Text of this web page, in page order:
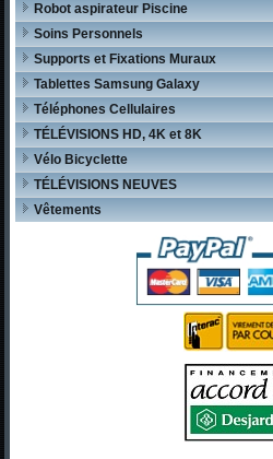
Robot aspirateur Piscine
Soins Personnels
Supports et Fixations Muraux
Tablettes Samsung Galaxy
Téléphones Cellulaires
TÉLÉVISIONS HD, 4K et 8K
Vélo Bicyclette
TÉLÉVISIONS NEUVES
Vêtements